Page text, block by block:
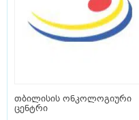
თბილისის ონკოლოგიური
ცენტრი